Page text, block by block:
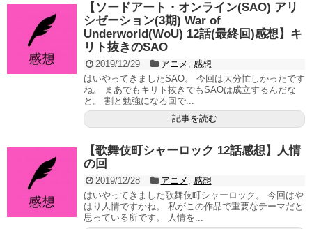
【ソードアート・オンライン(SAO) アリ
シゼーション(3期) War of
Underworld(WoU) 12話(最終回)感想】キ
リト抜きのSAO
2019/12/29 アニメ , 感想
はいやってきましたSAO。 今回は大分忙しかったです
ね。 まあでもキリト抜きでもSAOは成立するんだな
と。 割と勉強になる回で...
記事を読む
【歌舞伎町シャーロック 12話感想】人情
の回
2019/12/28 アニメ , 感想
はいやってきました歌舞伎町シャーロック。 今回はや
はり人情ですかね。 私がこの作品で重要なテーマだと
思っている所です。 人情を...